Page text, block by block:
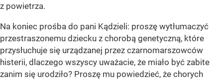
z powietrza.
Na koniec prośba do pani Kądzieli: proszę wytłumaczyć
przestraszonemu dziecku z chorobą genetyczną, które
przysłuchuje się urządzanej przez czarnomarszowców
histerii, dlaczego wszyscy uważacie, że miało być zabite
zanim się urodziło? Proszę mu powiedzieć, że chorych